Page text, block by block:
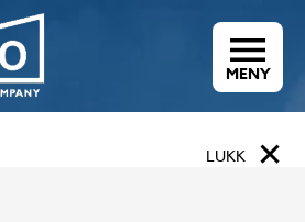
MENY
LUKK ×